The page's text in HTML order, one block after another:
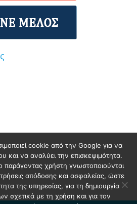
cookie από την Google για να
και να αναλύει την επισκεψιμότητα.
παράγοντας χρήστη γνωστοποιούνται
απόδοσης και ασφαλείας, ώστε
της υπηρεσίας, για τη δημιουργία
σχετικά με τη χρήση και για τον